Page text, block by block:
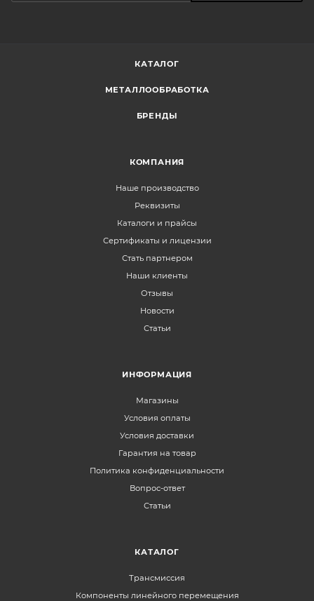
КАТАЛОГ
МЕТАЛЛООБРАБОТКА
БРЕНДЫ
КОМПАНИЯ
Наше производство
Реквизиты
Каталоги и прайсы
Сертификаты и лицензии
Стать партнером
Наши клиенты
Отзывы
Новости
Статьи
ИНФОРМАЦИЯ
Магазины
Условия оплаты
Условия доставки
Гарантия на товар
Политика конфиденциальности
Вопрос-ответ
Статьи
КАТАЛОГ
Трансмиссия
Компоненты линейного перемещения